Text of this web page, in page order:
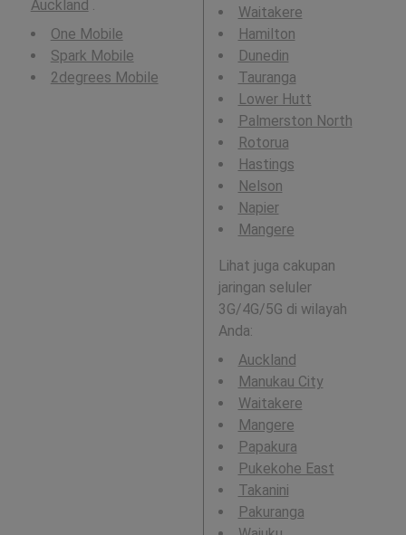
Auckland .
One Mobile
Spark Mobile
2degrees Mobile
Waitakere
Hamilton
Dunedin
Tauranga
Lower Hutt
Palmerston North
Rotorua
Hastings
Nelson
Napier
Mangere
Lihat juga cakupan
jaringan seluler
3G/4G/5G di wilayah
Anda:
Auckland
Manukau City
Waitakere
Mangere
Papakura
Pukekohe East
Takanini
Pakuranga